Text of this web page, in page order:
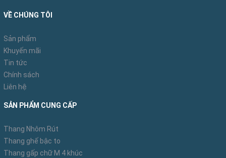
thủy tinh cách điện.
Thang nhôm cách điện
còn có các nút bịt chân bằng nhựa ABS bền chắc,
chống trượt giúp chân thang bám vào mặt đất dễ
dàng hơn cũng như bảo vệ sàn nhà chống trầy
VỀ CHÚNG TÔI
Sản phẩm
Khuyến mãi
Tin tức
Chính sách
Liên hệ
SẢN PHẨM CUNG CẤP
Thang Nhôm Rút
Thang ghế bậc to
Thang gấp chữ M 4 khúc